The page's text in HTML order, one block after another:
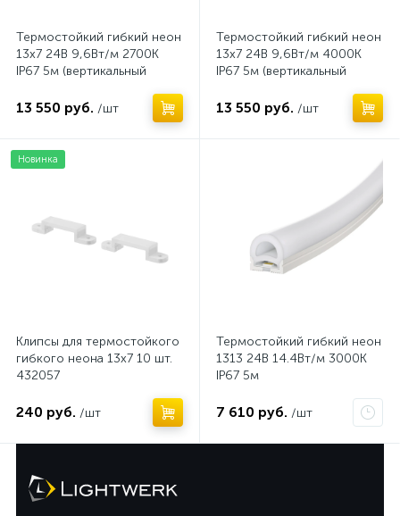
Термостойкий гибкий неон
13х7 24В 9,6Вт/м 2700K
IP67 5м (вертикальный
13 550 руб. /шт
Термостойкий гибкий неон
13х7 24В 9,6Вт/м 4000K
IP67 5м (вертикальный
13 550 руб. /шт
Новинка
Клипсы для термостойкого
гибкого неона 13х7 10 шт.
432057
240 руб. /шт
Термостойкий гибкий неон
1313 24В 14.4Вт/м 3000K
IP67 5м
7 610 руб. /шт